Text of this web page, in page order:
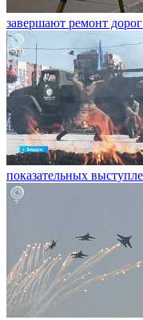
завершают ремонт
показательных